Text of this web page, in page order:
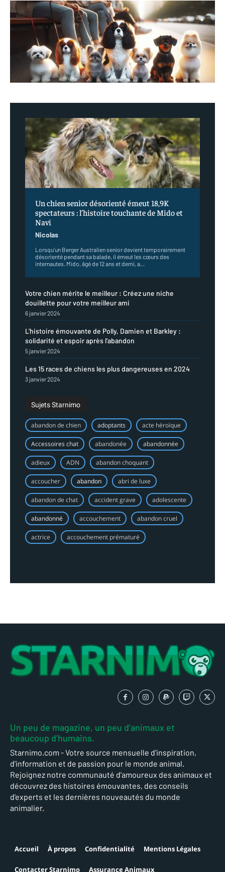
Un chien senior désorienté émeut 18,9K
spectateurs : l’histoire touchante de Mido et
Navi
Nicolas
Lorsqu'un Berger Australien senior devient temporairement
désorienté pendant sa balade, il émeut les cœurs des
internautes. Mido, âgé de 12 ans et demi, a...
Votre chien mérite le meilleur : Créez une niche
douillette pour votre meilleur ami
6 janvier 2024
L’histoire émouvante de Polly, Damien et Barkley :
solidarité et espoir après l’abandon
5 janvier 2024
Les 15 races de chiens les plus dangereuses en 2024
3 janvier 2024
Sujets Starnimo
abandon de chien adoptants acte héroïque
Accessoires chat abandonée abandonnée
adieux ADN abandon choquant
accoucher abandon abri de luxe
abandon de chat accident grave adolescente
abandonné accouchement abandon cruel
actrice accouchement prématuré
Un peu de magazine, un peu d’animaux et
beaucoup d’humains.
Starnimo.com - Votre source mensuelle d'inspiration,
d'information et de passion pour le monde animal.
Rejoignez notre communauté d'amoureux des animaux et
découvrez des histoires émouvantes, des conseils
d'experts et les dernières nouveautés du monde
animalier.
Accueil À propos Confidentialité Mentions Légales
Contacter Starnimo Assurance Animaux